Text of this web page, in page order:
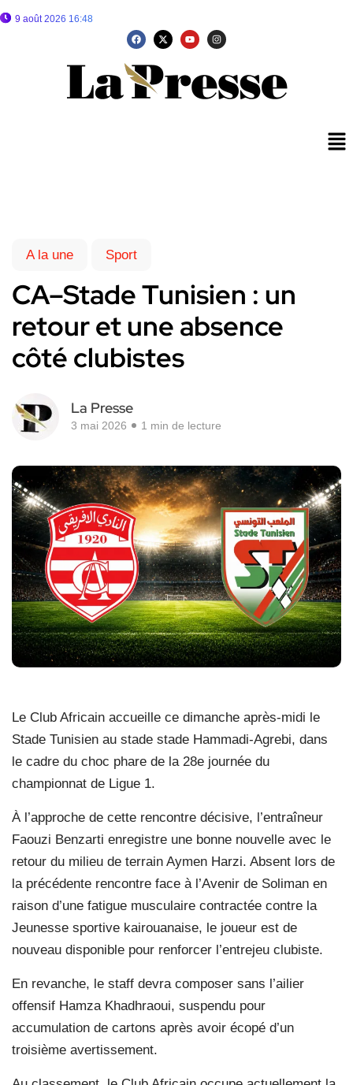
9 août 2026 16:48
A la une Sport
CA–Stade Tunisien : un
retour et une absence
côté clubistes
La Presse
3 mai 2026 1 min de lecture
Le Club Africain accueille ce dimanche après-midi le
Stade Tunisien au stade stade Hammadi-Agrebi, dans
le cadre du choc phare de la 28e journée du
championnat de Ligue 1.
À l’approche de cette rencontre décisive, l’entraîneur
Faouzi Benzarti enregistre une bonne nouvelle avec le
retour du milieu de terrain Aymen Harzi. Absent lors de
la précédente rencontre face à l’Avenir de Soliman en
raison d’une fatigue musculaire contractée contre la
Jeunesse sportive kairouanaise, le joueur est de
nouveau disponible pour renforcer l’entrejeu clubiste.
En revanche, le staff devra composer sans l’ailier
offensif Hamza Khadhraoui, suspendu pour
accumulation de cartons après avoir écopé d’un
troisième avertissement.